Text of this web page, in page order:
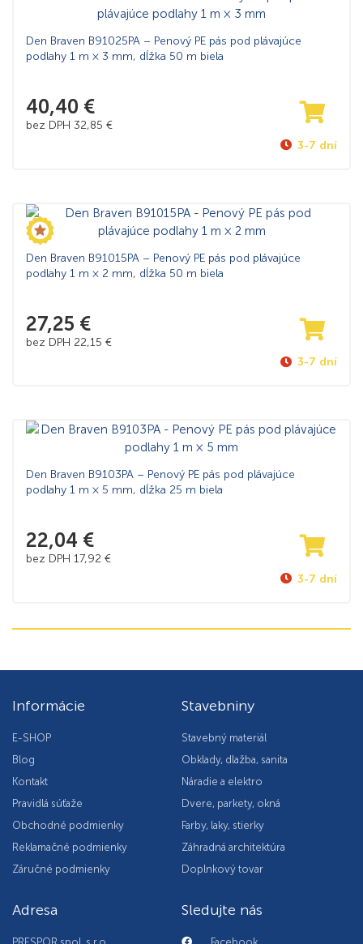
Den Braven B91025PA – Penový PE pás pod plávajúce
podlahy 1 m × 3 mm, dĺžka 50 m biela
40,40 €
bez DPH 32,85 €
3-7 dní
Den Braven B91015PA – Penový PE pás pod plávajúce
podlahy 1 m × 2 mm, dĺžka 50 m biela
27,25 €
bez DPH 22,15 €
3-7 dní
Den Braven B9103PA – Penový PE pás pod plávajúce
podlahy 1 m × 5 mm, dĺžka 25 m biela
22,04 €
bez DPH 17,92 €
3-7 dní
Informácie
E-SHOP
Blog
Kontakt
Pravidlá súťaže
Obchodné podmienky
Reklamačné podmienky
Záručné podmienky
Stavebniny
Stavebný materiál
Obklady, dlažba, sanita
Náradie a elektro
Dvere, parkety, okná
Farby, laky, stierky
Záhradná architektúra
Doplnkový tovar
Adresa Sledujte nás